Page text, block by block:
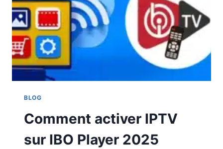
BLOG
Comment activer IPTV
sur IBO Player 2025